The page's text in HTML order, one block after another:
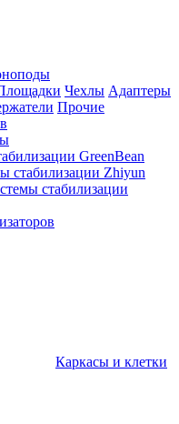
Чехлы Адаптеры
Прочие
GreenBean
стабилизации Zhiyun
стабилизации
Каркасы и клетки